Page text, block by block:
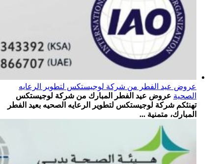
عروض عيد الفطر من شركة لوجيستكس لتطوير الرعايه
الصحية عروض عيد الفطر المبارك من شركة لوجيستكس
تهنئكم شركة لوجيستكس لتطوير الرعايه الصحيه بعيد الفطر
المبارك، متمنية ...